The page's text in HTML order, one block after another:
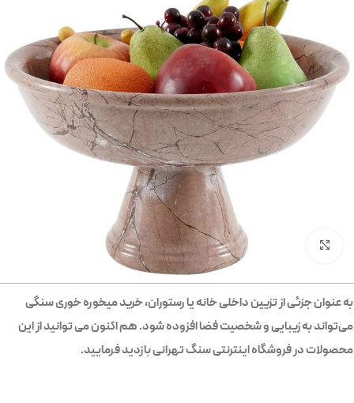
بزرگنمایی تصویر
به عنوان جزئی از تزیین داخلی خانه یا رستوران، خرید میخوره خوری سنگی
می‌تواند به زیبایی و شخصیت فضا افزوده شود. هم اکنون می توانید از این
محصولات در فروشگاه اینترنتی سنگ تهرانی بازدید فرمایید.